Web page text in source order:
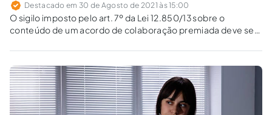
Destacado em 30 de Agosto de 2021 às 15:00
O sigilo imposto pelo art. 7º da Lei 12.850/13 sobre o
conteúdo de um acordo de colaboração premiada deve ser
ampla defesa.